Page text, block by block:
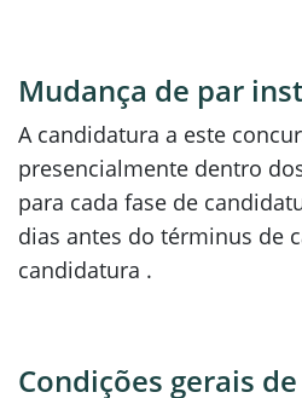
Mudança de par
A candidatura a este
presencialmente dentro
para cada fase de
dias antes do términus de
candidatura .
Condições gerais